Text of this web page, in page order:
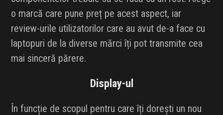
o marcă care pune preț pe acest aspect, iar
review-urile utilizatorilor care au avut de-a face cu
laptopuri de la diverse mărci îți pot transmite cea
mai sinceră părere.
Display-ul
În funcție de scopul pentru care îți dorești un nou